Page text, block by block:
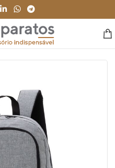
/Mochila Corporativa